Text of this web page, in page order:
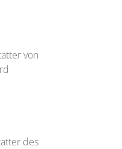
von
des